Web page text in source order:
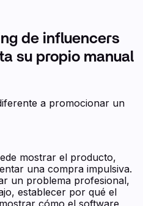
de influencers
su propio manual
a promocionar un
mostrar el producto,
una compra impulsiva.
un problema profesional,
establecer por qué el